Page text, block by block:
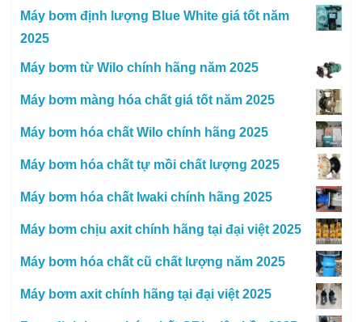
Máy bơm định lượng Blue White giá tốt năm
2025
Máy bơm từ Wilo chính hãng năm 2025
Máy bơm màng hóa chất giá tốt năm 2025
Máy bơm hóa chất Wilo chính hãng 2025
Máy bơm hóa chất tự mồi chất lượng 2025
Máy bơm hóa chất Iwaki chính hãng 2025
Máy bơm chịu axit chính hãng tại đại việt 2025
Máy bơm hóa chất cũ chất lượng năm 2025
Máy bơm axit chính hãng tại đại việt 2025